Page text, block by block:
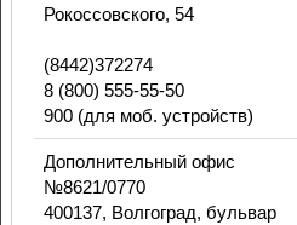
Рокоссовского, 54
(8442)372274
8 (800) 555-55-50
900 (для моб. устройств)
Дополнительный офис
№8621/0770
400137, Волгоград, бульвар